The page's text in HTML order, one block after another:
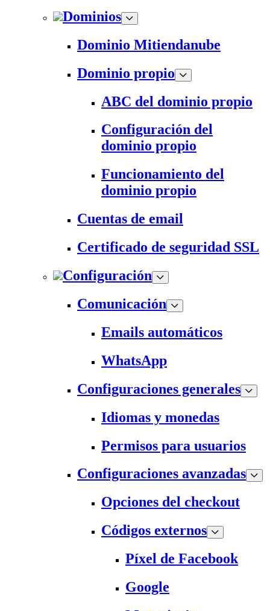
Dominios
Dominio Mitiendanube
Dominio propio
ABC del dominio propio
Configuración del
dominio propio
Funcionamiento del
dominio propio
Cuentas de email
Certificado de seguridad SSL
Configuración
Comunicación
Emails automáticos
WhatsApp
Configuraciones generales
Idiomas y monedas
Permisos para usuarios
Configuraciones avanzadas
Opciones del checkout
Códigos externos
Píxel de Facebook
Google